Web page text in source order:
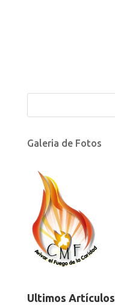
Galeria de Fotos
Ultimos Artículos